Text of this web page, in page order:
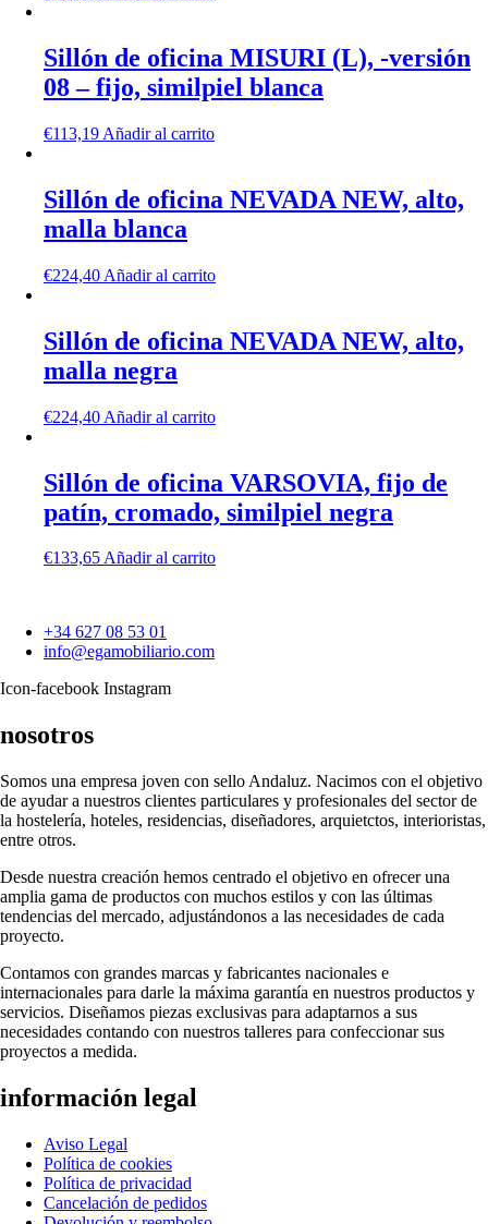
Sillón de oficina MISURI (L), -versión
08 – fijo, similpiel blanca
€113,19 Añadir al carrito
Sillón de oficina NEVADA NEW, alto,
malla blanca
€224,40 Añadir al carrito
Sillón de oficina NEVADA NEW, alto,
malla negra
€224,40 Añadir al carrito
Sillón de oficina VARSOVIA, fijo de
patín, cromado, similpiel negra
€133,65Añadir al carrito
+34 627 08 53 01
info@egamobiliario.com
Icon-facebook Instagram
nosotros
Somos una empresa joven con sello Andaluz. Nacimos con el objetivo
de ayudar a nuestros clientes particulares y profesionales del sector de
la hostelería, hoteles, residencias, diseñadores, arquietctos, interioristas,
entre otros.
Desde nuestra creación hemos centrado el objetivo en ofrecer una
amplia gama de productos con muchos estilos y con las últimas
tendencias del mercado, adjustándonos a las necesidades de cada
proyecto.
Contamos con grandes marcas y fabricantes nacionales e
internacionales para darle la máxima garantía en nuestros productos y
servicios. Diseñamos piezas exclusivas para adaptarnos a sus
necesidades contando con nuestros talleres para confeccionar sus
proyectos a medida.
información legal
Aviso Legal
Política de cookies
Política de privacidad
Cancelación de pedidos